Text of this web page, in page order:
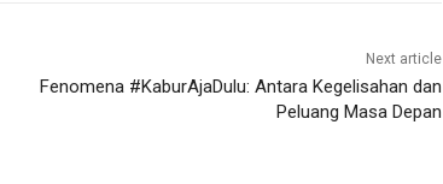
Next article
Fenomena #KaburAjaDulu: Antara Kegelisahan dan
Peluang Masa Depan